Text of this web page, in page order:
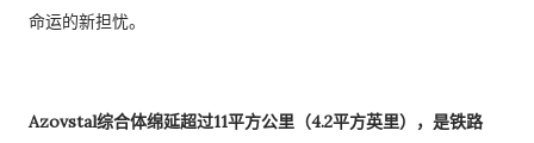
命运的新担忧。
Azovstal综合体绵延超过11平方公里（4.2平方英里），是铁路